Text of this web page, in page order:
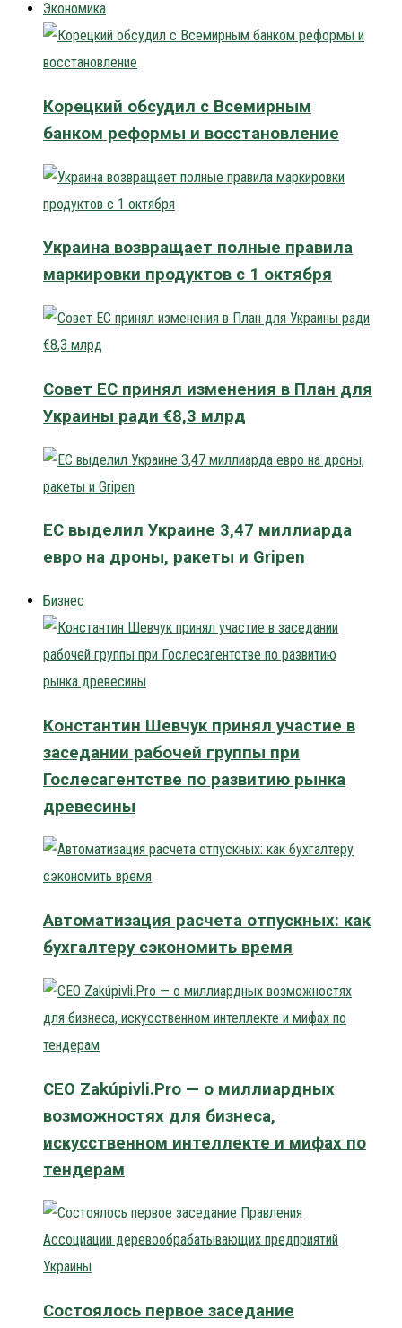
Экономика
Корецкий обсудил с Всемирным
банком реформы и восстановление
Украина возвращает полные правила
маркировки продуктов с 1 октября
Совет ЕС принял изменения в План для
Украины ради €8,3 млрд
ЕС выделил Украине 3,47 миллиарда
евро на дроны, ракеты и Gripen
Бизнес
Константин Шевчук принял участие в
заседании рабочей группы при
Гослесагентстве по развитию рынка
древесины
Автоматизация расчета отпускных: как
бухгалтеру сэкономить время
CEO Zakúpivli.Pro — о миллиардных
возможностях для бизнеса,
искусственном интеллекте и мифах по
тендерам
Состоялось первое заседание